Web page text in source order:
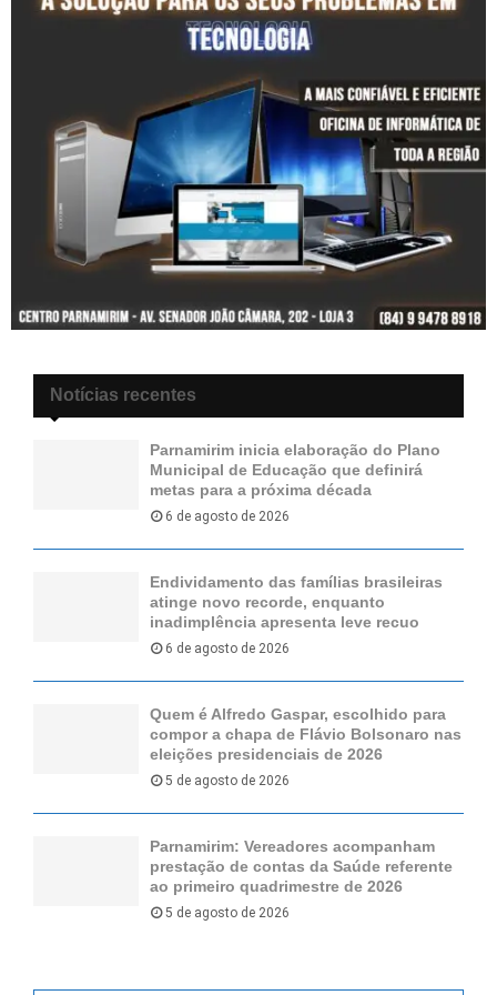
Notícias recentes
Parnamirim inicia elaboração do Plano
Municipal de Educação que definirá
metas para a próxima década
6 de agosto de 2026
Endividamento das famílias brasileiras
atinge novo recorde, enquanto
inadimplência apresenta leve recuo
6 de agosto de 2026
Quem é Alfredo Gaspar, escolhido para
compor a chapa de Flávio Bolsonaro nas
eleições presidenciais de 2026
5 de agosto de 2026
Parnamirim: Vereadores acompanham
prestação de contas da Saúde referente
ao primeiro quadrimestre de 2026
5 de agosto de 2026